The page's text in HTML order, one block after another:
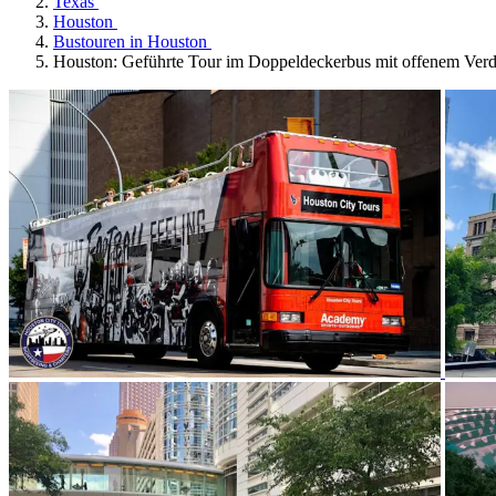
Houston
Bustouren in Houston
Houston: Geführte Tour im Doppeldeckerbus mit offenem